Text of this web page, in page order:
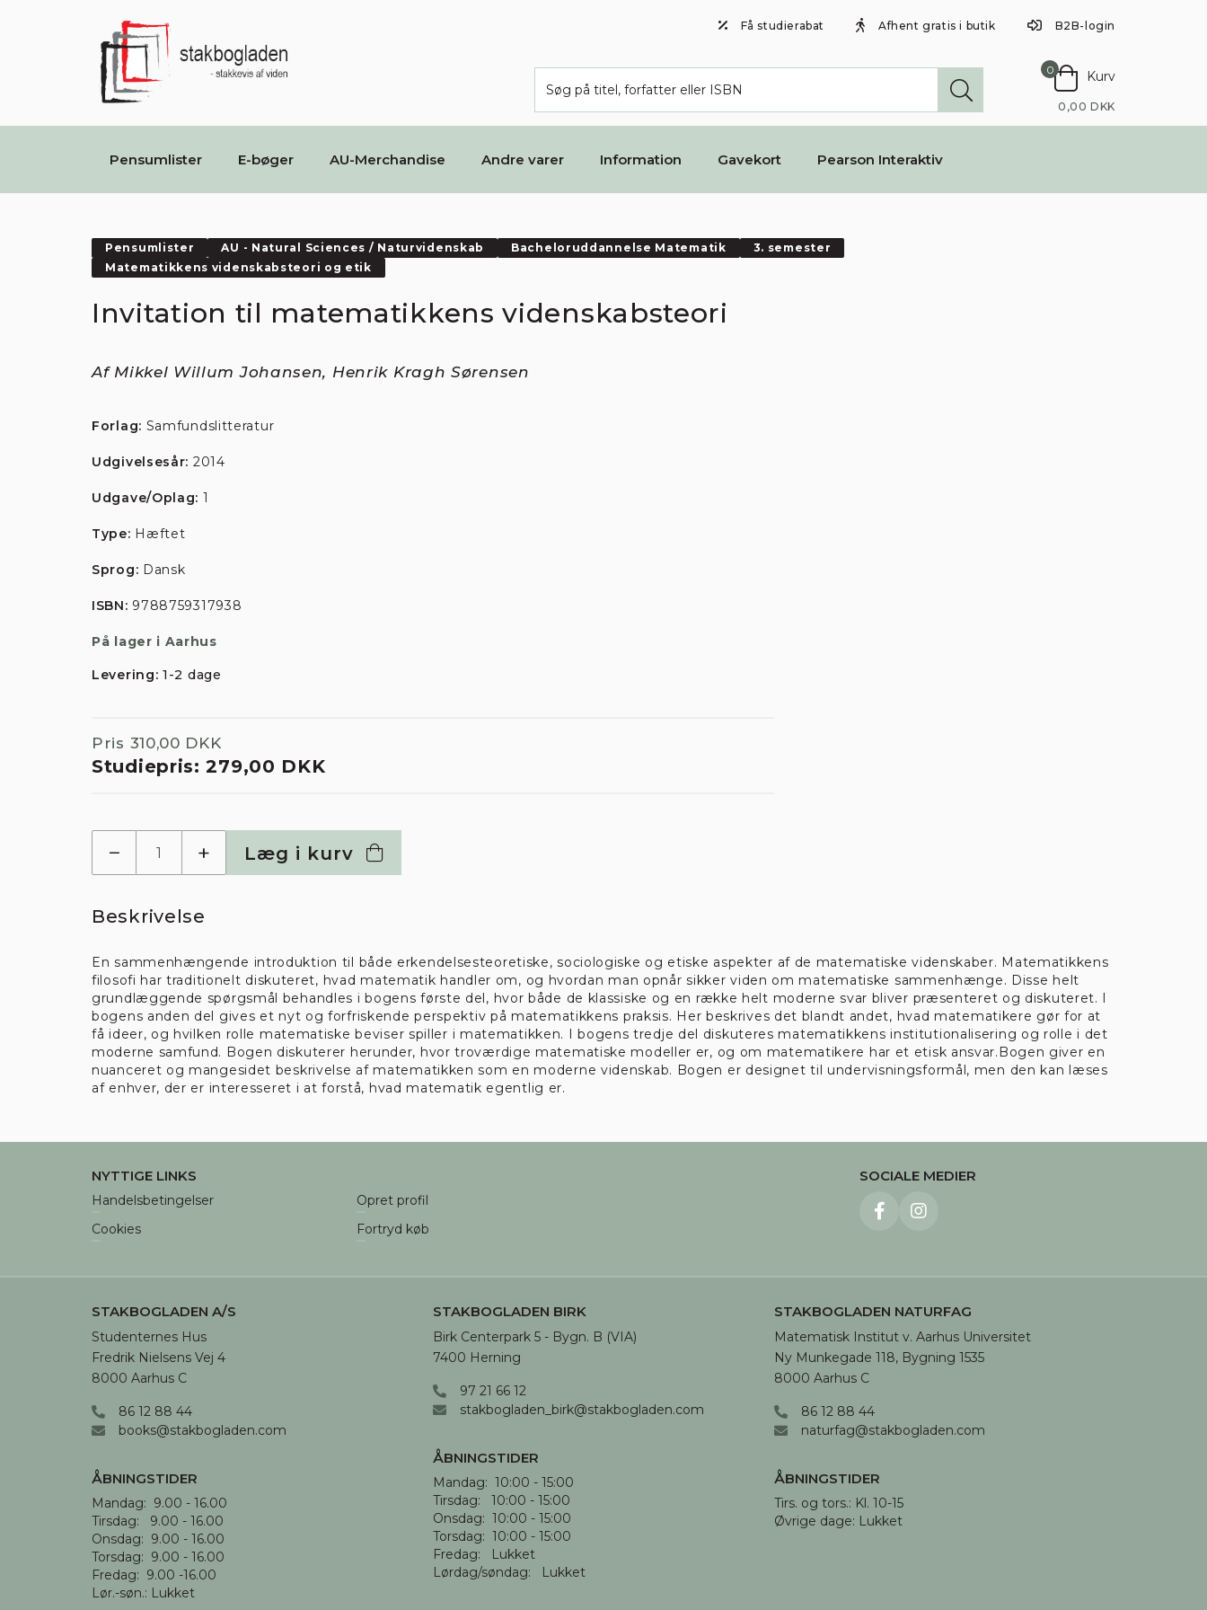
Få studierabat Afhent gratis i butik B2B-login
0 Kurv
0,00 DKK
Pensumlister E-bøger AU-Merchandise Andre varer Information Gavekort Pearson Interaktiv
Pensumlister AU - Natural Sciences / Naturvidenskab Bacheloruddannelse Matematik
3. semester
Matematikkens videnskabsteori og etik
Invitation til matematikkens videnskabsteori
Af Mikkel Willum Johansen, Henrik Kragh Sørensen
Forlag: Samfundslitteratur
Udgivelsesår: 2014
Udgave/Oplag: 1
Type: Hæftet
Sprog: Dansk
ISBN: 9788759317938
På lager i Aarhus
Levering: 1-2 dage
Pris 310,00 DKK
Studiepris: 279,00 DKK
− + Læg i kurv
Beskrivelse
En sammenhængende introduktion til både erkendelsesteoretiske, sociologiske og etiske aspekter af de matematiske videnskaber. Matematikkens
filosofi har traditionelt diskuteret, hvad matematik handler om, og hvordan man opnår sikker viden om matematiske sammenhænge. Disse helt
grundlæggende spørgsmål behandles i bogens første del, hvor både de klassiske og en række helt moderne svar bliver præsenteret og diskuteret. I
bogens anden del gives et nyt og forfriskende perspektiv på matematikkens praksis. Her beskrives det blandt andet, hvad matematikere gør for at
få ideer, og hvilken rolle matematiske beviser spiller i matematikken. I bogens tredje del diskuteres matematikkens institutionalisering og rolle i det
moderne samfund. Bogen diskuterer herunder, hvor troværdige matematiske modeller er, og om matematikere har et etisk ansvar.Bogen giver en
nuanceret og mangesidet beskrivelse af matematikken som en moderne videnskab. Bogen er designet til undervisningsformål, men den kan læses
af enhver, der er interesseret i at forstå, hvad matematik egentlig er.
NYTTIGE LINKS
Handelsbetingelser
Cookies
Opret profil
Fortryd køb
SOCIALE MEDIER
STAKBOGLADEN A/S
Studenternes Hus
Fredrik Nielsens Vej 4
8000 Aarhus C
86 12 88 44
books@stakbogladen.com
ÅBNINGSTIDER
Mandag:  9.00 - 16.00
Tirsdag:   9.00 - 16.00
Onsdag:  9.00 - 16.00
Torsdag:  9.00 - 16.00
Fredag:  9.00 -16.00
Lør.-søn.: Lukket
STAKBOGLADEN BIRK
Birk Centerpark 5 - Bygn. B (VIA)
7400 Herning
97 21 66 12
stakbogladen_birk@stakbogladen.com
ÅBNINGSTIDER
Mandag:  10:00 - 15:00
Tirsdag:   10:00 - 15:00
Onsdag:  10:00 - 15:00
Torsdag:  10:00 - 15:00
Fredag:   Lukket
Lørdag/søndag:   Lukket
STAKBOGLADEN NATURFAG
Matematisk Institut v. Aarhus Universitet
Ny Munkegade 118, Bygning 1535
8000 Aarhus C
86 12 88 44
naturfag@stakbogladen.com
ÅBNINGSTIDER
Tirs. og tors.: Kl. 10-15
Øvrige dage: Lukket